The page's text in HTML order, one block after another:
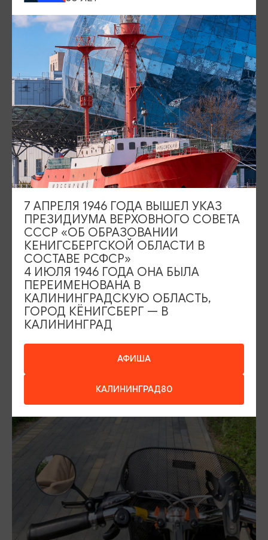
Калининграда, особенно популярного во всем мире
кенигсбергского марципана.
Любителям активного отдыха доступны маршруты любой
сложности и протяженности. Туристы могут
присоединиться к добровольным группам,
организующим велопробеги, или прокатиться по
спланированному маршруту туристической организации
В Калининградской области существуют разнообразные
организации по велоспорту – добровольные
некоммерческие учреждения, велошколы, спортивные и
туристические клубы.
АФИША
КАЛИНИНГРАД80
7 АПРЕЛЯ 1946 ГОДА ВЫШЕЛ УКАЗ
ПРЕЗИДИУМА ВЕРХОВНОГО СОВЕТА
СССР «ОБ ОБРАЗОВАНИИ
КЕНИГСБЕРГСКОЙ ОБЛАСТИ В
СОСТАВЕ РСФСР»
4 ИЮЛЯ 1946 ГОДА ОНА БЫЛА
ПЕРЕИМЕНОВАНА В
КАЛИНИНГРАДСКУЮ ОБЛАСТЬ,
ГОРОД КЁНИГСБЕРГ — В
КАЛИНИНГРАД